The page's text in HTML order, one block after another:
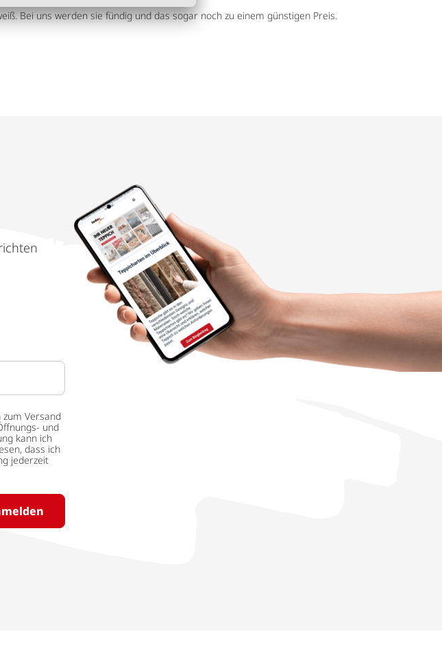
Bei uns werden sie fündig und das sogar noch zu einem günstigen Preis.
zum Versand
und
kann ich
dass ich
jederzeit